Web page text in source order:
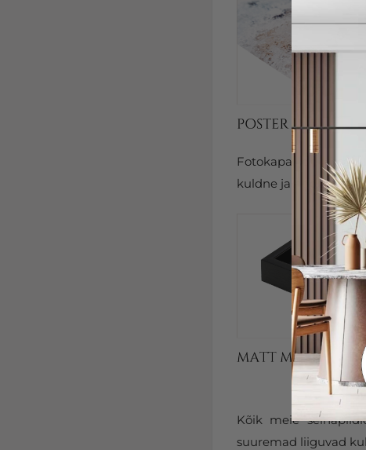
Fotokapal on kitsas
kuldne ja hõbedane
Kõik meie
suuremad liiguvad